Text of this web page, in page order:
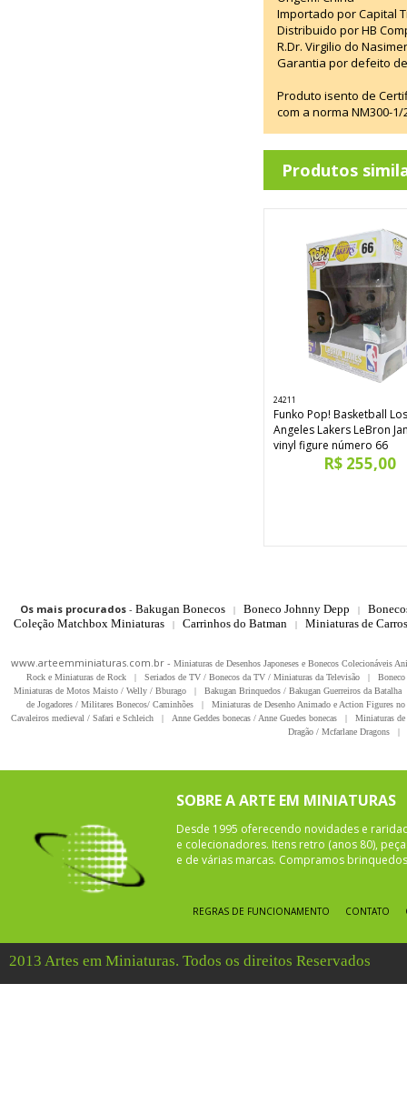
Importado por Capital
Distribuido por HB
R.Dr. Virgilio do
Garantia por defeito
Produto isento de
com a norma NM300-
Produtos
24211
Funko Pop! Basketball Los
Angeles Lakers LeBron
vinyl figure número 66
R$ 255,00
Os mais procurados- Bakugan Bonecos | Boneco Johnny Depp |
Coleção Matchbox Miniaturas
| Carrinhos do Batman | Miniaturas de
www.arteemminiaturas.com.br - Miniaturas de Desenhos Japoneses e Bonecos Colecionáveis
Rock e Miniaturas de Rock
| Seriados de TV / Bonecos da TV / Miniaturas da Televisão |
Miniaturas de Motos Maisto / Welly / Bburago
| Bakugan Brinquedos / Bakugan Guerreiros da Batalha
de Jogadores / Militares Bonecos/ Caminhões
|
Miniaturas de Desenho Animado e Action Figures
Cavaleiros medieval / Safari e Schleich
| Anne Geddes bonecas / Anne Guedes bonecas |
Miniaturas
Dragão / Mcfarlane Dragons
|
SOBRE A ARTE EM MINIATURAS
Desde 1995 oferecendo novidades e
e colecionadores. Itens retro (anos 80),
e de várias marcas. Compramos
REGRAS DE FUNCIONAMENTO CONTATO
2013 Artes em Miniaturas. Todos os direitos Reservados